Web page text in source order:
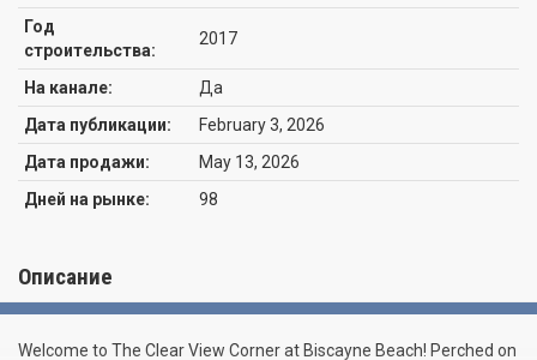
Год
строительства:
2017
На канале:
Да
Дата публикации:
February 3, 2026
Дата продажи:
May 13, 2026
Дней на рынке:
98
Описание
Welcome to The Clear View Corner at Biscayne Beach! Perched on